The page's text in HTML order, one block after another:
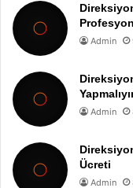
Admin
Admin
Ücreti
Admin